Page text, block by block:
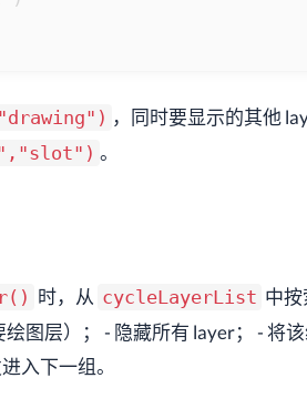
，同时要显示的其他
。
时，从 cycleLayerList 中
图层）； - 隐藏所有 layer； - 将
入下一组。